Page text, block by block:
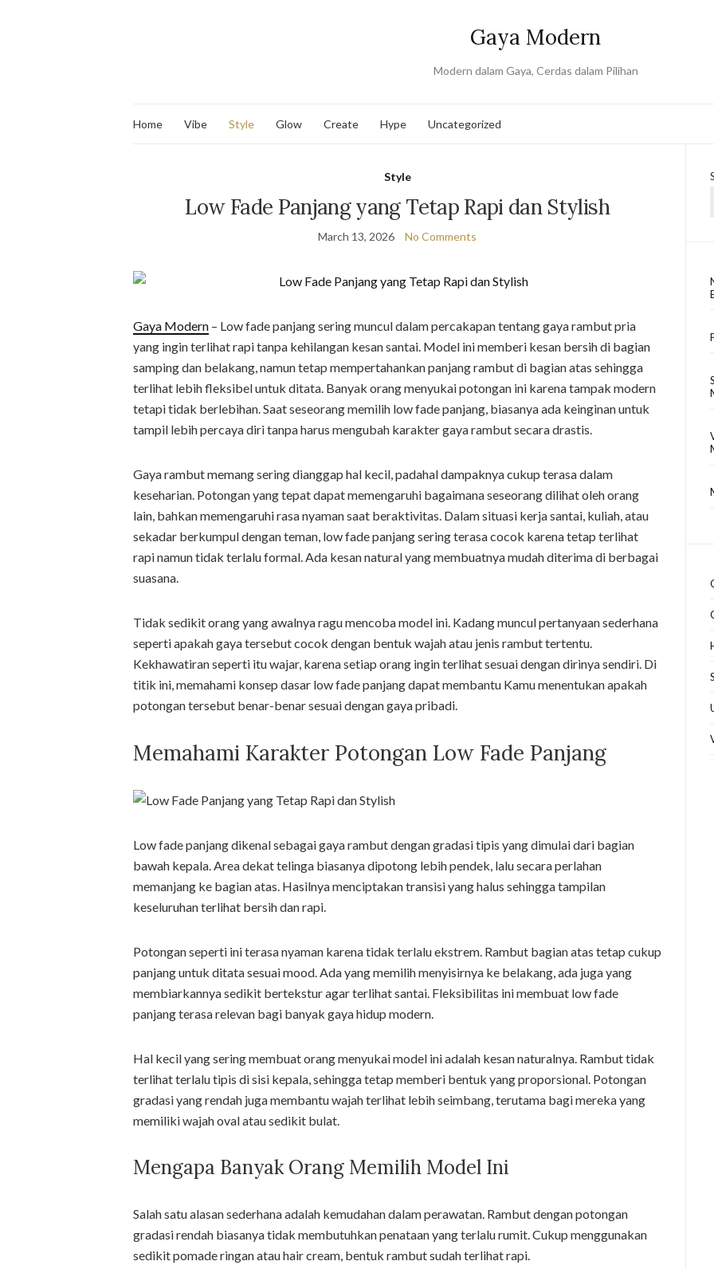
Gaya Modern
Modern dalam Gaya, Cerdas dalam Pilihan
Home Vibe Style Glow Create Hype Uncategorized
Style
Low Fade Panjang yang Tetap Rapi dan Stylish
March 13, 2026 No Comments
Gaya Modern – Low fade panjang sering muncul dalam percakapan tentang gaya rambut pria
yang ingin terlihat rapi tanpa kehilangan kesan santai. Model ini memberi kesan bersih di bagian
samping dan belakang, namun tetap mempertahankan panjang rambut di bagian atas sehingga
terlihat lebih fleksibel untuk ditata. Banyak orang menyukai potongan ini karena tampak modern
tetapi tidak berlebihan. Saat seseorang memilih low fade panjang, biasanya ada keinginan untuk
tampil lebih percaya diri tanpa harus mengubah karakter gaya rambut secara drastis.
Gaya rambut memang sering dianggap hal kecil, padahal dampaknya cukup terasa dalam
keseharian. Potongan yang tepat dapat memengaruhi bagaimana seseorang dilihat oleh orang
lain, bahkan memengaruhi rasa nyaman saat beraktivitas. Dalam situasi kerja santai, kuliah, atau
sekadar berkumpul dengan teman, low fade panjang sering terasa cocok karena tetap terlihat
rapi namun tidak terlalu formal. Ada kesan natural yang membuatnya mudah diterima di berbagai
suasana.
Tidak sedikit orang yang awalnya ragu mencoba model ini. Kadang muncul pertanyaan sederhana
seperti apakah gaya tersebut cocok dengan bentuk wajah atau jenis rambut tertentu.
Kekhawatiran seperti itu wajar, karena setiap orang ingin terlihat sesuai dengan dirinya sendiri. Di
titik ini, memahami konsep dasar low fade panjang dapat membantu Kamu menentukan apakah
potongan tersebut benar-benar sesuai dengan gaya pribadi.
Memahami Karakter Potongan Low Fade Panjang
Low fade panjang dikenal sebagai gaya rambut dengan gradasi tipis yang dimulai dari bagian
bawah kepala. Area dekat telinga biasanya dipotong lebih pendek, lalu secara perlahan
memanjang ke bagian atas. Hasilnya menciptakan transisi yang halus sehingga tampilan
keseluruhan terlihat bersih dan rapi.
Potongan seperti ini terasa nyaman karena tidak terlalu ekstrem. Rambut bagian atas tetap cukup
panjang untuk ditata sesuai mood. Ada yang memilih menyisirnya ke belakang, ada juga yang
membiarkannya sedikit bertekstur agar terlihat santai. Fleksibilitas ini membuat low fade
panjang terasa relevan bagi banyak gaya hidup modern.
Hal kecil yang sering membuat orang menyukai model ini adalah kesan naturalnya. Rambut tidak
terlihat terlalu tipis di sisi kepala, sehingga tetap memberi bentuk yang proporsional. Potongan
gradasi yang rendah juga membantu wajah terlihat lebih seimbang, terutama bagi mereka yang
memiliki wajah oval atau sedikit bulat.
Mengapa Banyak Orang Memilih Model Ini
Salah satu alasan sederhana adalah kemudahan dalam perawatan. Rambut dengan potongan
gradasi rendah biasanya tidak membutuhkan penataan yang terlalu rumit. Cukup menggunakan
sedikit pomade ringan atau hair cream, bentuk rambut sudah terlihat rapi.